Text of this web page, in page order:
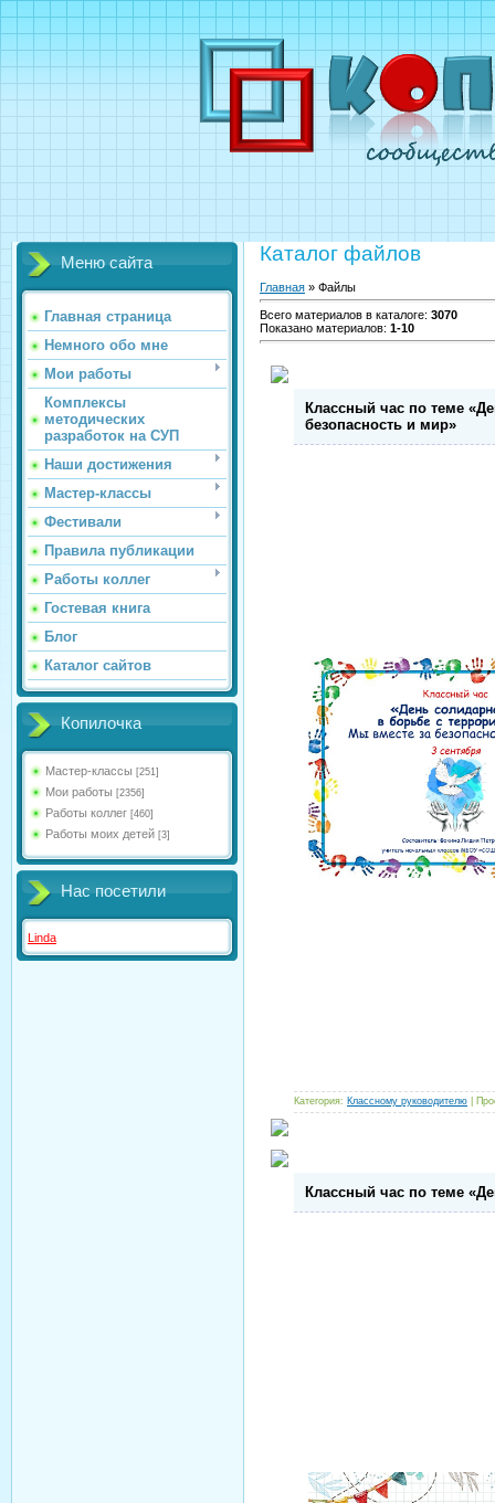
Меню сайта
Главная страница
Немного обо мне
Мои работы
Комплексы
методических
разработок на СУП
Наши достижения
Мастер-классы
Фестивали
Правила публикации
Работы коллег
Гостевая книга
Блог
Каталог сайтов
Копилочка
Мастер-классы [251]
Мои работы [2356]
Работы коллег [460]
Работы моих детей [3]
Нас посетили
Linda
Каталог файлов
Главная » Файлы
Всего материалов в каталоге: 3070
Показано материалов: 1-10
Классный час по теме
безопасность и мир»
Категория: Классному руководителю |
Классный час по теме